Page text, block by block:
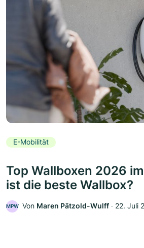
E-Mobilität
Top Wallboxen 2026
ist die beste Wallbox?
MPW Von Maren Pätzold-Wulff ‧ 22. Juli